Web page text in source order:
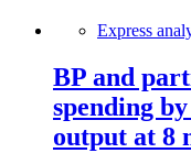
Express
BP and
spending
output at 8